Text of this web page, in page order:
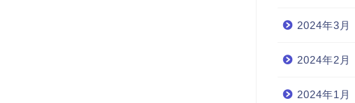
2024年3月
2024年2月
2024年1月